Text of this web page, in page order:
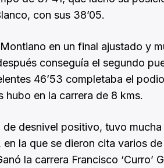
con sus 38’05.
en un final ajustado y
conseguía el segundo
46’53 completaba el
hubo en la carrera de 8 kms.
desnivel positivo, tuvo
la que se dieron cita varios
la carrera Francisco ‘Curro’